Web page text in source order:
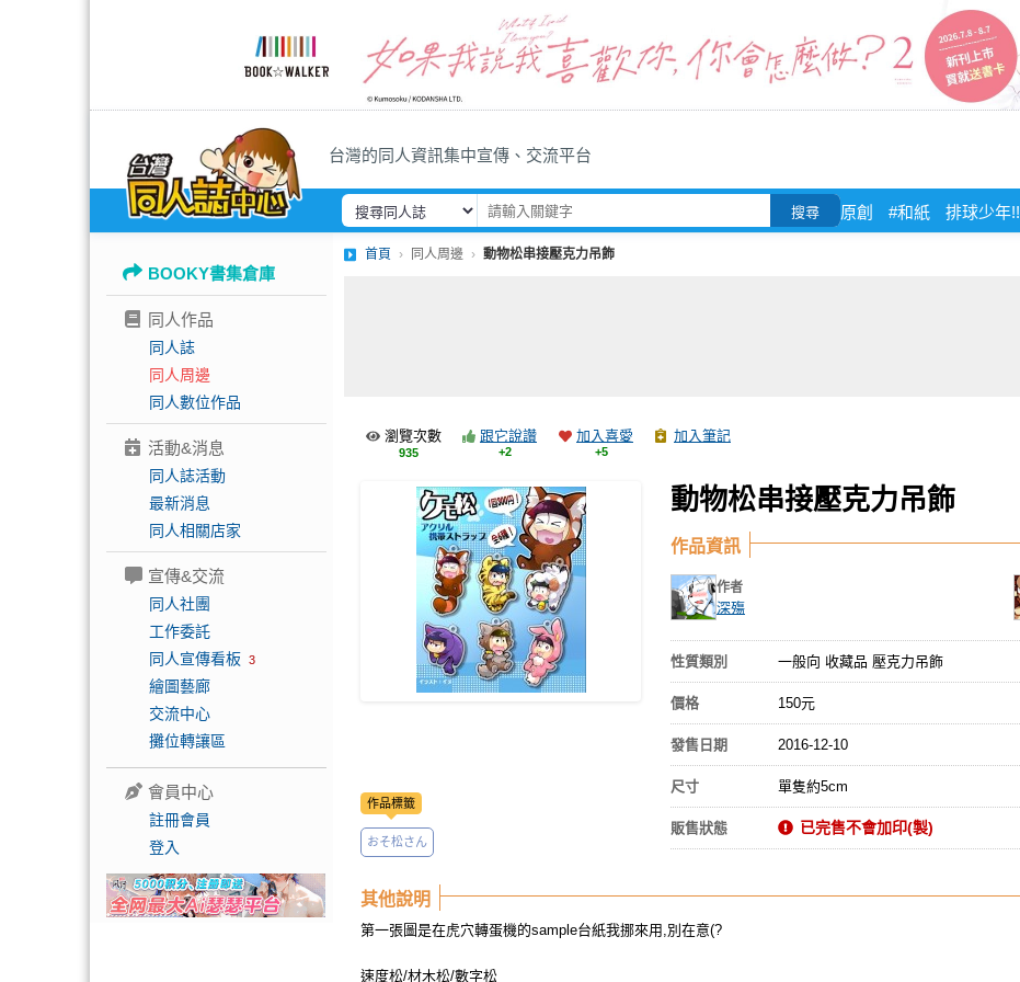
台灣的同人資訊集中宣傳、交流平台
搜尋 原創 #和紙 排球少年!!
BOOKY書集倉庫
同人作品
同人誌
同人周邊
同人數位作品
活動&消息
同人誌活動
最新消息
同人相關店家
宣傳&交流
同人社團
工作委託
同人宣傳看板 3
繪圖藝廊
交流中心
攤位轉讓區
會員中心
註冊會員
登入
首頁 同人周邊 動物松串接壓克力吊飾
瀏覽次數
935
跟它說讚
+2
加入喜愛
+5
加入筆記
動物松串接壓克力吊飾
作品標籤
おそ松さん
作品資訊
作者
深殤
性質類別 一般向 收藏品 壓克力吊飾
價格 150元
發售日期 2016-12-10
尺寸 單隻約5cm
販售狀態 已完售不會加印(製)
其他說明
第一張圖是在虎穴轉蛋機的sample台紙我挪來用,別在意(?
速度松/材木松/數字松